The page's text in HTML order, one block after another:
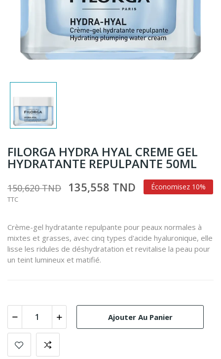
FILORGA HYDRA HYAL CREME GEL
HYDRATANTE REPULPANTE 50ML
150,620 TND 135,558 TND Économisez 10%
TTC
Crème-gel hydratante repulpante pour peaux normales à
mixtes et grasses, avec cinq types d'acide hyaluronique, elle
lisse les ridules de déshydratation et revitalise la peau pour
un teint lumineux et matifié.
Ajouter Au Panier